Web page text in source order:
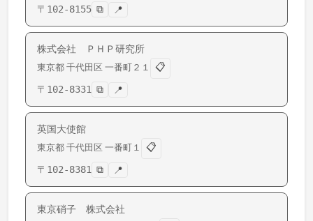
〒 102-8155 ⧉ 📍
株式会社 ＰＨＰ研究所
東京都 千代田区 一番町 ２１
📋
〒 102-8331 ⧉ 📍
英国大使館
東京都 千代田区 一番町 １
📋
〒 102-8381 ⧉ 📍
東京硝子 株式会社